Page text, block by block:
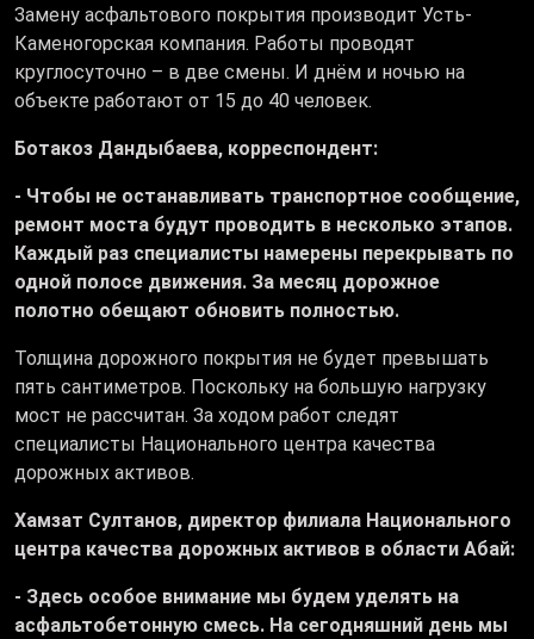
Замену асфальтового покрытия производит Усть-
Каменогорская компания. Работы проводят
круглосуточно – в две смены. И днём и ночью на
объекте работают от 15 до 40 человек.
Ботакоз Дандыбаева, корреспондент:
- Чтобы не останавливать транспортное сообщение,
ремонт моста будут проводить в несколько этапов.
Каждый раз специалисты намерены перекрывать по
одной полосе движения. За месяц дорожное
полотно обещают обновить полностью.
Толщина дорожного покрытия не будет превышать
пять сантиметров. Поскольку на большую нагрузку
мост не рассчитан. За ходом работ следят
специалисты Национального центра качества
дорожных активов.
Хамзат Султанов, директор филиала Национального
центра качества дорожных активов в области Абай:
- Здесь особое внимание мы будем уделять на
асфальтобетонную смесь. На сегодняшний день мы